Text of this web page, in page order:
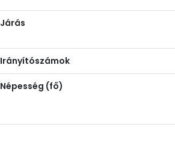
Járás
Irányítószámok
Népesség (fő)